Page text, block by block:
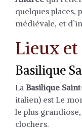
quelques places,
médiévale, et
Lieux
Basilique
La Basilique
italien) est Le
le plus grandiose,
clochers.